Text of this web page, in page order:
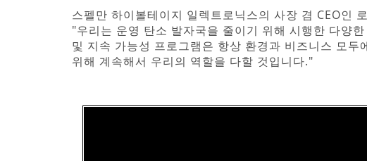
스펠만 하이볼테이지 일렉트로닉스의 사장 겸 CEO인
"우리는 운영 탄소 발자국을 줄이기 위해 시행한 다양
및 지속 가능성 프로그램은 항상 환경과 비즈니스 모
위해 계속해서 우리의 역할을 다할 것입니다."